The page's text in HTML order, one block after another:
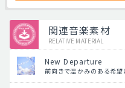
関連音楽素材
RELATIVE MATERIAL
New Departure
前向きで温かみのある希